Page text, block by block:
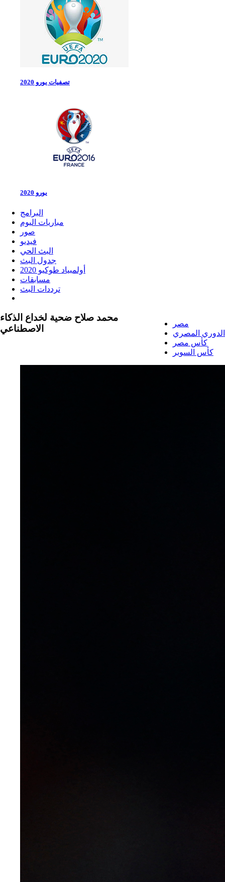
تصفيات يورو 2020
يورو 2020
البرامج
مباريات اليوم
صور
فيديو
البث الحي
جدول البث
أولمبياد طوكيو 2020
مسابقات
ترددات البث
مصر
الدوري المصري
كأس مصر
كأس السوبر
محمد صلاح ضحية لخداع الذكاء
الاصطناعي